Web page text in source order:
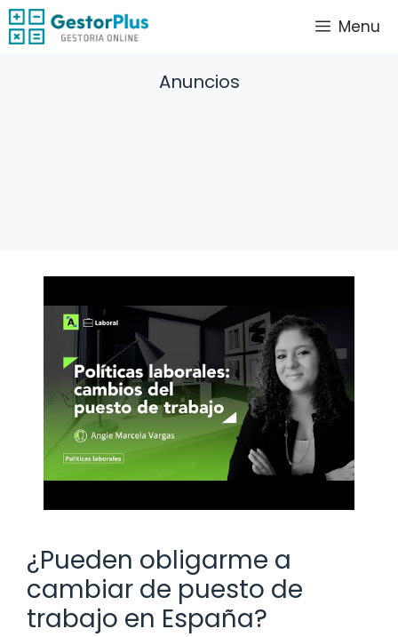
Saltar
al
Menu
Anuncios
¿Pueden obligarme a
cambiar de puesto de
trabajo en España?